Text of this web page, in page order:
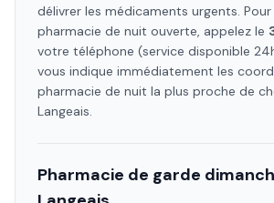
délivrer les médicaments urgents.
pharmacie de nuit ouverte, appelez le
votre téléphone (service disponible
vous indique immédiatement les
pharmacie de nuit la plus proche de
Langeais.
Pharmacie de garde